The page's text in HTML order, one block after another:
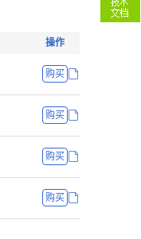
操作
购买
购买
购买
购买